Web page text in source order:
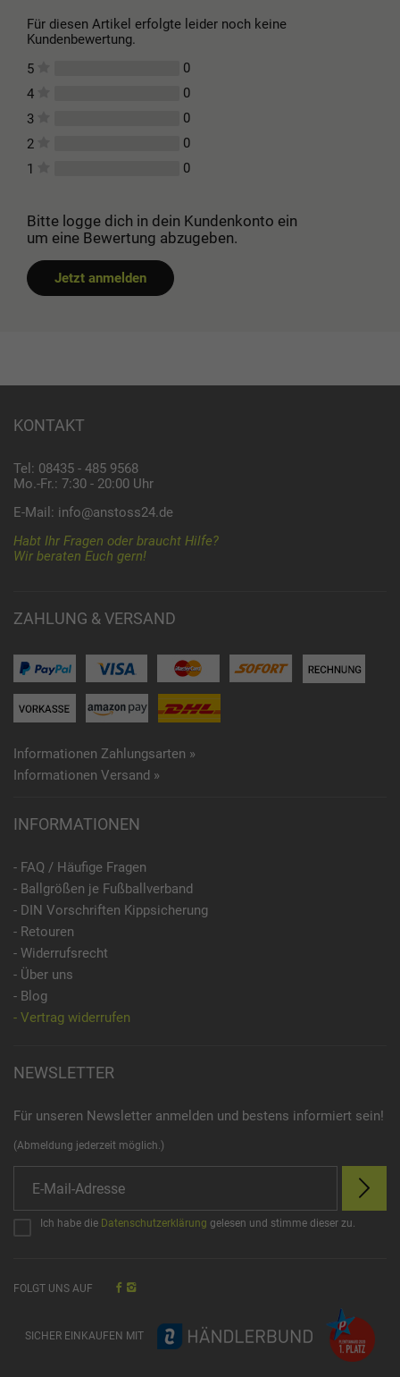
Für diesen Artikel erfolgte leider noch keine
Kundenbewertung.
5
0
4
0
3
0
2
0
1
0
Bitte logge dich in dein Kundenkonto ein
um eine Bewertung abzugeben.
Jetzt anmelden
KONTAKT
Tel: 08435 - 485 9568
Mo.-Fr.: 7:30 - 20:00 Uhr
E-Mail: info@anstoss24.de
Habt Ihr Fragen oder braucht Hilfe?
Wir beraten Euch gern!
ZAHLUNG & VERSAND
Informationen Zahlungsarten »
Informationen Versand »
INFORMATIONEN
- FAQ / Häufige Fragen
- Ballgrößen je Fußballverband
- DIN Vorschriften Kippsicherung
- Retouren
- Widerrufsrecht
- Über uns
- Blog
- Vertrag widerrufen
NEWSLETTER
Für unseren Newsletter anmelden und bestens informiert sein!
(Abmeldung jederzeit möglich.)
Ich habe die Datenschutzerklärung gelesen und stimme dieser zu.
FOLGT UNS AUF
SICHER EINKAUFEN MIT